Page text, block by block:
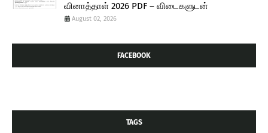
வினாத்தாள் 2026 PDF – விடைகளுடன்
August 02, 2026
FACEBOOK
TAGS